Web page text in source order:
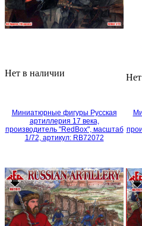
Нет в наличии
Миниатюрные фигуры Русская
артиллерия 17 века,
производитель "RedBox", масштаб
1/72, артикул: RB72072